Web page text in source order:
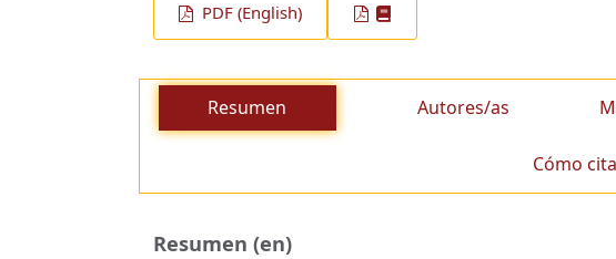
PDF (English)
Resumen Autores/as
Cómo
Resumen (en)